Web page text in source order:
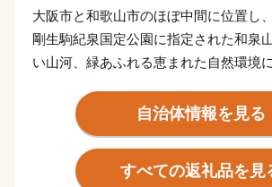
大阪市と和歌山市のほぼ中間に位置し
剛生駒紀泉国定公園に指定された和泉
い山河、緑あふれる恵まれた自然環境
たが、関西国際空港の開港などに伴う
に、商業・サービス業が盛んになって
関空によるインパクトを最大限に活用
結ぶ玄関都市として、21世紀にふさわ
自治体情報を見る
すべての返礼品を見